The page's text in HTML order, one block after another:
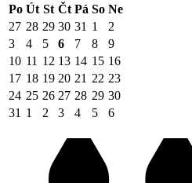
Po Út St Čt Pá So Ne
27 28 29 30 31 1
2
3
4 5 6 7 8
9
10 11 12 13 14 15 16
17 18 19 20 21 22 23
24 25 26 27 28 29 30
31 1 2 3 4 5 6